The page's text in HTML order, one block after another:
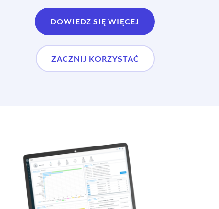
DOWIEDZ SIĘ WIĘCEJ
ZACZNIJ KORZYSTAĆ